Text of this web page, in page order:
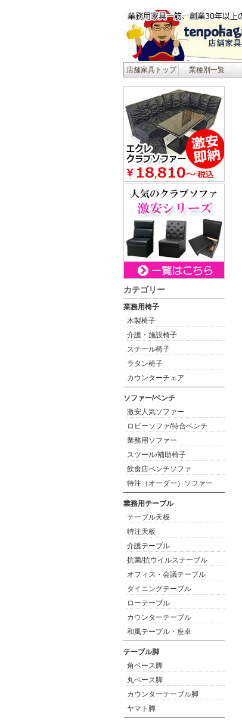
店舗家具トップ 業種別一覧
カテゴリー
業務用椅子
木製椅子
介護・施設椅子
スチール椅子
ラタン椅子
カウンターチェア
ソファー/ベンチ
激安人気ソファー
ロビーソファ/待合ベンチ
業務用ソファー
スツール/補助椅子
飲食店ベンチソファ
特注（オーダー）ソファー
業務用テーブル
テーブル天板
特注天板
介護テーブル
抗菌/抗ウイルステーブル
オフィス・会議テーブル
ダイニングテーブル
ローテーブル
カウンターテーブル
和風テーブル・座卓
テーブル脚
角ベース脚
丸ベース脚
カウンターテーブル脚
ヤマト脚